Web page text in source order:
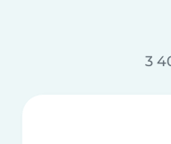
3